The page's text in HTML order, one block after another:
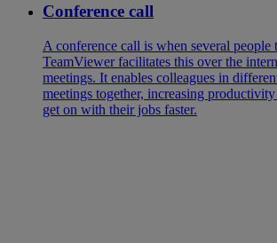
Conference call
A conference call is when several people
TeamViewer facilitates this over the
meetings. It enables colleagues in
meetings together, increasing
get on with their jobs faster.